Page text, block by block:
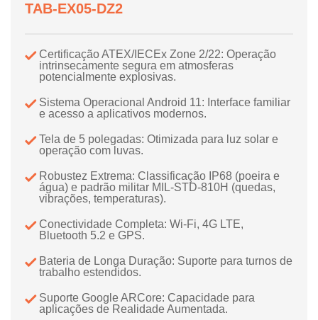
TAB-EX05-DZ2
Certificação ATEX/IECEx Zone 2/22: Operação
intrinsecamente segura em atmosferas
potencialmente explosivas.
Sistema Operacional Android 11: Interface familiar
e acesso a aplicativos modernos.
Tela de 5 polegadas: Otimizada para luz solar e
operação com luvas.
Robustez Extrema: Classificação IP68 (poeira e
água) e padrão militar MIL-STD-810H (quedas,
vibrações, temperaturas).
Conectividade Completa: Wi-Fi, 4G LTE,
Bluetooth 5.2 e GPS.
Bateria de Longa Duração: Suporte para turnos de
trabalho estendidos.
Suporte Google ARCore: Capacidade para
aplicações de Realidade Aumentada.